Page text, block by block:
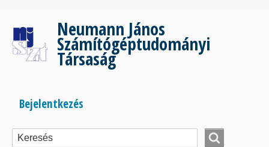
tartalomra
Neumann János
Számítógéptudományi
Társaság
Bejelentkezés
menüje
Bejelentkezés